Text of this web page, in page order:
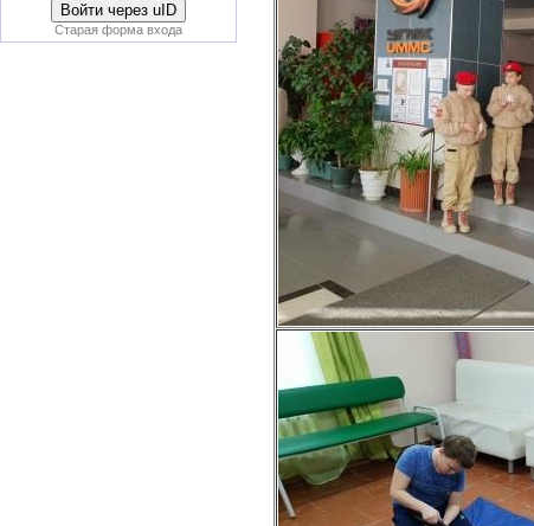
Войти через uID
Старая форма входа